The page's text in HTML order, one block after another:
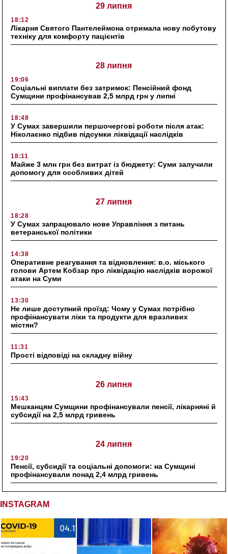
29 липня
18:12
Лікарня Святого Пантелеймона отримала нову побутову
техніку для комфорту пацієнтів
28 липня
19:06
Соціальні виплати без затримок: Пенсійний фонд
Сумщини профінансував 2,5 млрд грн у липні
18:48
У Сумах завершили першочергові роботи після атак:
Ніколаєнко підбив підсумки ліквідації наслідків
18:11
Майже 3 млн грн без витрат із бюджету: Суми залучили
допомогу для особливих дітей
27 липня
18:28
У Сумах запрацювало нове Управління з питань
ветеранської політики
14:38
Оперативне реагування та відновлення: в.о. міського
голови Артем Кобзар про ліквідацію наслідків ворожої
атаки на Суми
13:30
Не лише доступний проїзд: Чому у Сумах потрібно
профінансувати ліки та продукти для вразливих
містян?
11:31
Прості відповіді на складну війну
26 липня
15:43
Мешканцям Сумщини профінансували пенсії, лікарняні й
субсидії на 2,5 млрд гривень
24 липня
19:20
Пенсії, субсидії та соціальні допомоги: на Сумщині
профінансували понад 2,4 млрд гривень
INSTAGRAM